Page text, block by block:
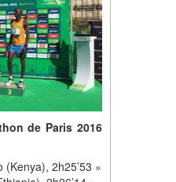
de Paris 2016
(Kenya), 2h25’53 »